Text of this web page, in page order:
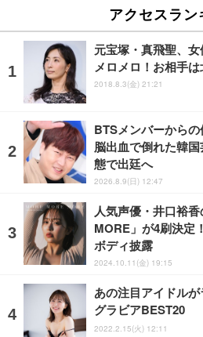
アクセスラン
元宝塚・真飛聖、
メロメロ！お相手
2018.8.3(金) 21:21
BTSメンバーから
脳出血で倒れた韓
態で出廷へ
2026.8.9(日) 12:47
人気声優・井口裕
MORE」が4刷決定
ボディ披露
2024.10.11(金) 19:15
あの注目アイドル
グラビアBEST20
2022.2.15(火) 12:11